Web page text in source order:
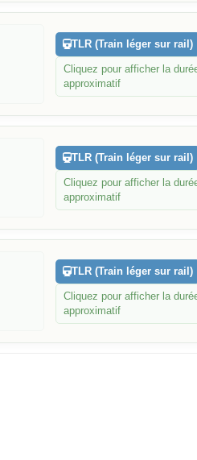
TLR (Train léger sur rail)
Cliquez pour afficher la
approximatif
TLR (Train léger sur rail)
Cliquez pour afficher la
approximatif
TLR (Train léger sur rail)
Cliquez pour afficher la
approximatif